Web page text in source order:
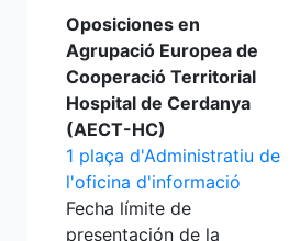
Oposiciones en
Agrupació Europea de
Cooperació Territorial
Hospital de Cerdanya
(AECT-HC)
1 plaça d'Administratiu de
l'oficina d'informació
Fecha límite de
presentación de la